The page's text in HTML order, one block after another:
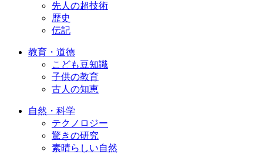
先人の超技術
歴史
伝記
教育・道徳
こども豆知識
子供の教育
古人の知恵
自然・科学
テクノロジー
驚きの研究
素晴らしい自然